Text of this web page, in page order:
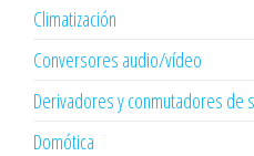
Climatización
Conversores audio/vídeo
Derivadores y conmutadores de
Domótica